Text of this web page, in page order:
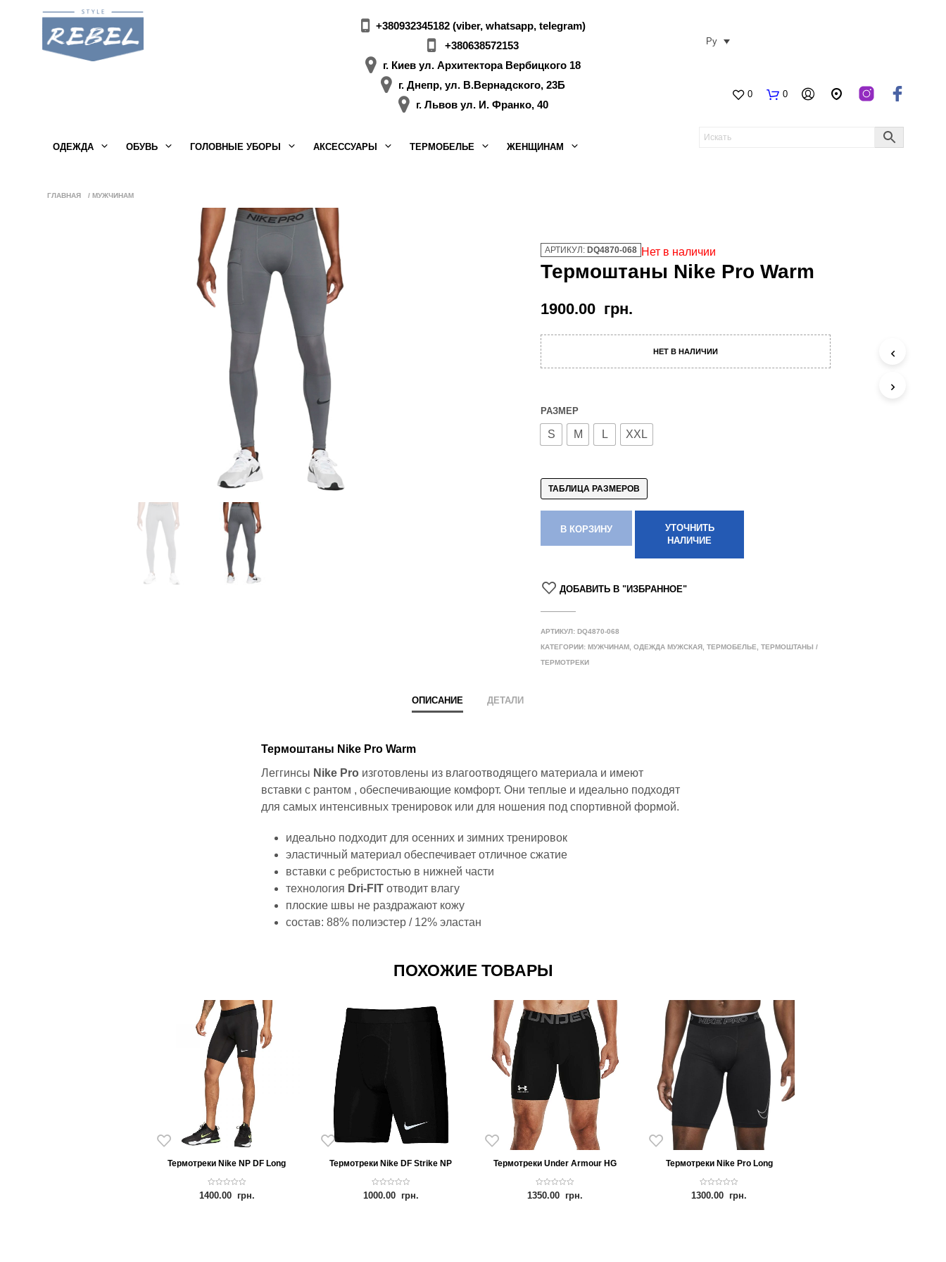
+380932345182 (viber, whatsapp, telegram)
+380638572153
г. Киев ул. Архитектора Вербицкого 18
г. Днепр, ул. В.Вернадского, 23Б
г. Львов ул. И. Франко, 40
Ру
0 0
ОДЕЖДА ОБУВЬ ГОЛОВНЫЕ УБОРЫ АКСЕССУАРЫ ТЕРМОБЕЛЬЕ ЖЕНЩИНАМ
ГЛАВНАЯ / МУЖЧИНАМ
АРТИКУЛ: DQ4870-068 Нет в наличии
Термоштаны Nike Pro Warm
1900.00 грн.
НЕТ В НАЛИЧИИ
РАЗМЕР
S M L XXL
ТАБЛИЦА РАЗМЕРОВ
В КОРЗИНУ
УТОЧНИТЬ
НАЛИЧИЕ
ДОБАВИТЬ В "ИЗБРАННОЕ"
АРТИКУЛ:DQ4870-068
КАТЕГОРИИ:МУЖЧИНАМ ,ОДЕЖДА МУЖСКАЯ ,ТЕРМОБЕЛЬЕ ,ТЕРМОШТАНЫ /
ТЕРМОТРЕКИ
ОПИСАНИЕ ДЕТАЛИ
Термоштаны Nike Pro Warm
Леггинсы Nike Pro изготовлены из влагоотводящего материала и имеют
вставки с рантом , обеспечивающие комфорт. Они теплые и идеально подходят
для самых интенсивных тренировок или для ношения под спортивной формой.
идеально подходит для осенних и зимних тренировок
эластичный материал обеспечивает отличное сжатие
вставки с ребристостью в нижней части
технология Dri-FIT отводит влагу
плоские швы не раздражают кожу
состав: 88% полиэстер / 12% эластан
ПОХОЖИЕ ТОВАРЫ
Термотреки Nike NP DF Long
0
o
1400.00 грн.
Термотреки Nike DF Strike NP
0
o
1000.00 грн.
Термотреки Under Armour HG
0
o
1350.00 грн.
Термотреки Nike Pro Long
0
o
1300.00 грн.